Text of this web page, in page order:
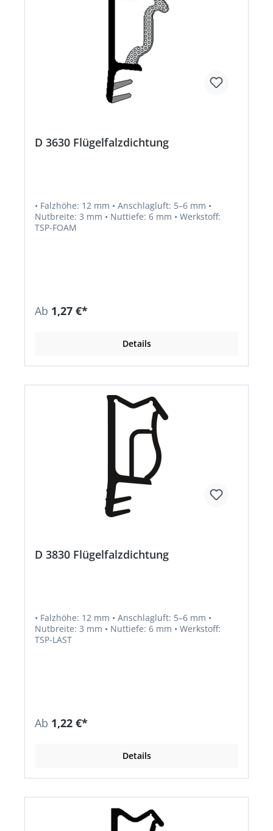
D 3630 Flügelfalzdichtung
• Falzhöhe: 12 mm • Anschlagluft: 5–6 mm •
Nutbreite: 3 mm • Nuttiefe: 6 mm • Werkstoff:
TSP-FOAM
Ab 1,27 €*
Details
D 3830 Flügelfalzdichtung
• Falzhöhe: 12 mm • Anschlagluft: 5–6 mm •
Nutbreite: 3 mm • Nuttiefe: 6 mm • Werkstoff:
TSP-LAST
Ab 1,22 €*
Details